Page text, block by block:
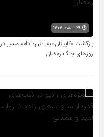
بازگشت «کاپیتان» به آنتن؛ ادامه مسیر در
روزهای جنگ رمضان